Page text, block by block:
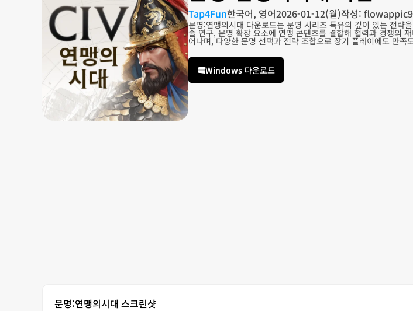
Tap4Fun한국어, 영어2026-01-12(월)작성: flowappic9
문명:연맹의시대 다운로드는 문명 시리즈 특유의 깊이 있는 전략
술 연구, 문명 확장 요소에 연맹 콘텐츠를 결합해 협력과 경쟁의
어나며, 다양한 문명 선택과 전략 조합으로 장기 플레이에도 만족
Windows 다운로드
문명:연맹의시대 스크린샷